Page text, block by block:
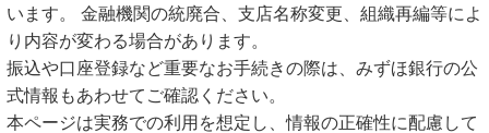
います。 金融機関の統廃合、支店名称変更、組織再編等によ
り内容が変わる場合があります。
振込や口座登録など重要なお手続きの際は、みずほ銀行の公
式情報もあわせてご確認ください。
本ページは実務での利用を想定し、情報の正確性に配慮して